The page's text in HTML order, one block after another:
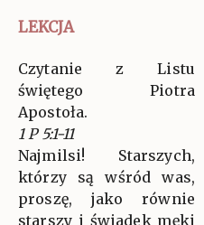
LEKCJA
Czytanie z Listu
świętego Piotra
Apostoła.
1 P 5:1-11
Najmilsi! Starszych,
którzy są wśród was,
proszę, jako równie
starszy i świadek męki